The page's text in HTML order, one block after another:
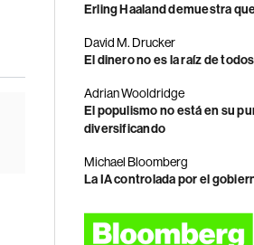
Erling Haaland demuestra
David M. Drucker
El dinero no es la raíz de
Adrian Wooldridge
El populismo no está en su
diversificando
Michael Bloomberg
La IA controlada por el